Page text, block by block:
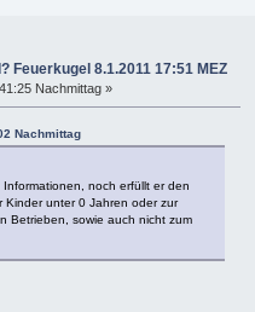
Feuerkugel 8.1.2011 17:51 MEZ
Nachmittag »
Nachmittag
noch erfüllt er den
Kinder unter 0 Jahren oder zur
Betrieben, sowie auch nicht zum